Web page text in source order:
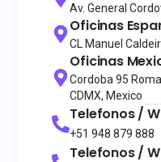
Av. General
Oficinas
CL Manuel
Oficinas
Cordoba 95
CDMX, Mexico
Telefonos /
+51 948 879 888
Telefonos /